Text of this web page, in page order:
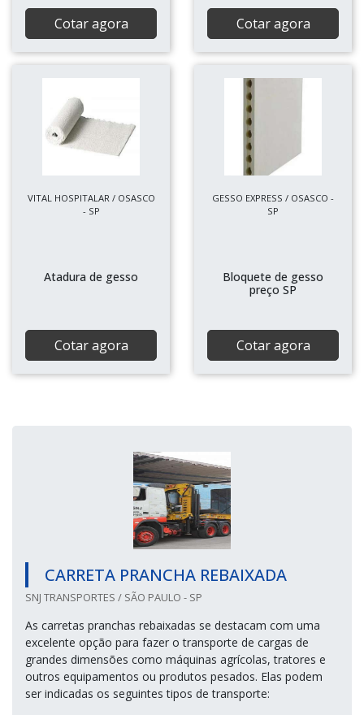
Cotar agora Cotar agora
VITAL HOSPITALAR / OSASCO
- SP
Atadura de gesso
Cotar agora
GESSO EXPRESS / OSASCO -
SP
Bloquete de gesso
preço SP
Cotar agora
CARRETA PRANCHA REBAIXADA
SNJ TRANSPORTES / SÃO PAULO - SP
As carretas pranchas rebaixadas se destacam com uma
excelente opção para fazer o transporte de cargas de
grandes dimensões como máquinas agrícolas, tratores e
outros equipamentos ou produtos pesados. Elas podem
ser indicadas os seguintes tipos de transporte: